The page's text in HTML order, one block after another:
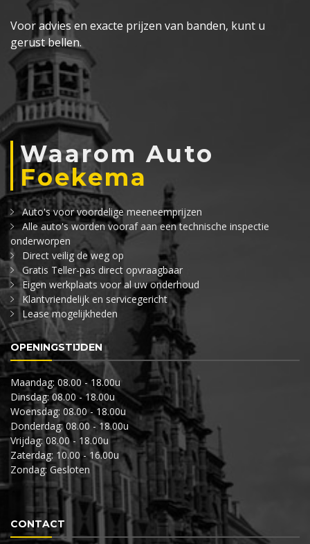
Voor advies en exacte prijzen van banden, kunt u
gerust bellen.
Waarom Auto
Foekema
Auto's voor voordelige meeneemprijzen
Alle auto's worden vooraf aan een technische inspectie
onderworpen
Direct veilig de weg op
Gratis Teller-pas direct opvraagbaar
Eigen werkplaats voor al uw onderhoud
Klantvriendelijk en servicegericht
Lease mogelijkheden
OPENINGSTIJDEN
Maandag: 08.00 - 18.00u
Dinsdag: 08.00 - 18.00u
Woensdag: 08.00 - 18.00u
Donderdag: 08.00 - 18.00u
Vrijdag: 08.00 - 18.00u
Zaterdag: 10.00 - 16.00u
Zondag: Gesloten
CONTACT